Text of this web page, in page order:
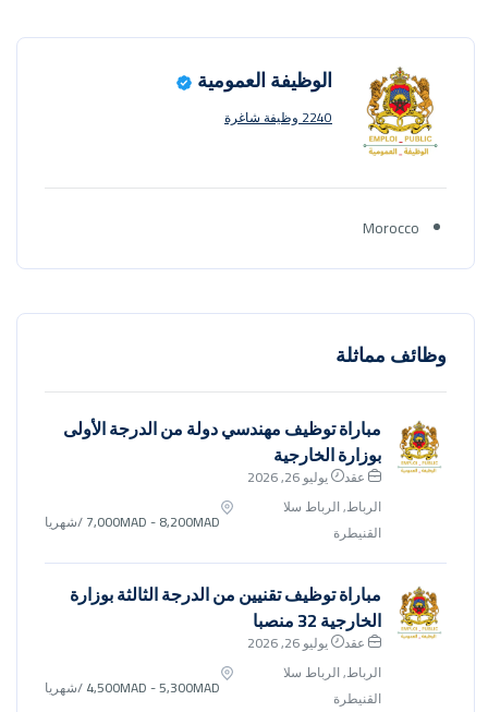
الوظيفة العمومية
2240 وظيفة شاغرة
Morocco
وظائف مماثلة
مباراة توظيف مهندسي دولة من الدرجة الأولى
بوزارة الخارجية
عقد
يوليو 26, 2026
الرباط, الرباط سلا
القنيطرة
7,000MAD - 8,200MAD/شهريا
مباراة توظيف تقنيين من الدرجة الثالثة بوزارة
الخارجية 32 منصبا
عقد
يوليو 26, 2026
الرباط, الرباط سلا
القنيطرة
4,500MAD - 5,300MAD/شهريا